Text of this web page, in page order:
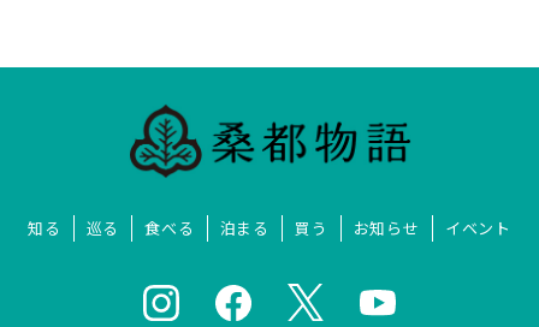
知る 巡る 食べる 泊まる 買う お知らせ イベント